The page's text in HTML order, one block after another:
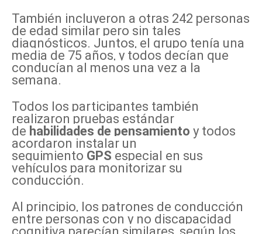
También incluyeron a otras 242 personas
de edad similar pero sin tales
diagnósticos. Juntos, el grupo tenía una
media de 75 años, y todos decían que
conducían al menos una vez a la
semana.
Todos los participantes también
realizaron pruebas estándar
de habilidades de pensamiento y todos
acordaron instalar un
seguimiento GPS especial en sus
vehículos para monitorizar su
conducción.
Al principio, los patrones de conducción
entre personas con y no discapacidad